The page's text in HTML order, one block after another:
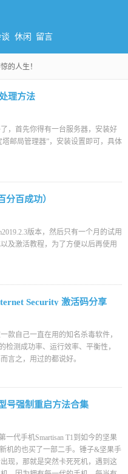
休闲 留言
的人生！
理方法
，首先你得有一台服务器，安装好
邮局管理器”，安装设置即可，具体
分百成功）
版本，然后只有一个月的试用
及激活教程，为了方便以后再使用
Security 激活码分享
款自己一直在用的知名杀毒软件，
检测成功率、运行效率、平衡性，
言之，用过的都说好。
号强制重启方法合集
代手机Smartisan T1到如今的坚果
机的也买了一部二手。锤子&坚果手
现，那就是突然卡死死机，遇到这